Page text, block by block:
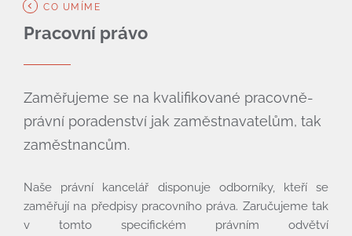
Cena
Povinné informace
CO UMÍME
Pracovní právo
Zaměřujeme se na kvalifikované pracovně-
právní poradenství jak zaměstnavatelům, tak
zaměstnancům.
Naše právní kancelář disponuje odborníky, kteří se
zaměřují na předpisy pracovního práva. Zaručujeme tak
v tomto specifickém právním odvětví